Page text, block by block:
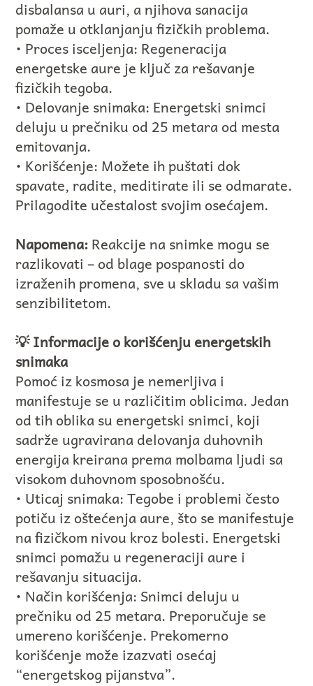
disbalansa u auri, a njihova sanacija
pomaže u otklanjanju fizičkih problema.
• Proces isceljenja: Regeneracija
energetske aure je ključ za rešavanje
fizičkih tegoba.
• Delovanje snimaka: Energetski snimci
deluju u prečniku od 25 metara od mesta
emitovanja.
• Korišćenje: Možete ih puštati dok
spavate, radite, meditirate ili se odmarate.
Prilagodite učestalost svojim osećajem.
Napomena:Reakcije na snimke mogu se
razlikovati – od blage pospanosti do
izraženih promena, sve u skladu sa vašim
senzibilitetom.
💡 Informacije o korišćenju energetskih
snimaka
Pomoć iz kosmosa je nemerljiva i
manifestuje se u različitim oblicima. Jedan
od tih oblika su energetski snimci, koji
sadrže ugravirana delovanja duhovnih
energija kreirana prema molbama ljudi sa
visokom duhovnom sposobnošću.
• Uticaj snimaka: Tegobe i problemi često
potiču iz oštećenja aure, što se manifestuje
na fizičkom nivou kroz bolesti. Energetski
snimci pomažu u regeneraciji aure i
rešavanju situacija.
• Način korišćenja: Snimci deluju u
prečniku od 25 metara. Preporučuje se
umereno korišćenje. Prekomerno
korišćenje može izazvati osećaj
“energetskog pijanstva”.